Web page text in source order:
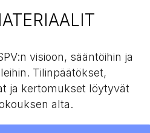
visioon, sääntöihin ja
Tilinpäätökset,
ja kertomukset löytyvät
alta.